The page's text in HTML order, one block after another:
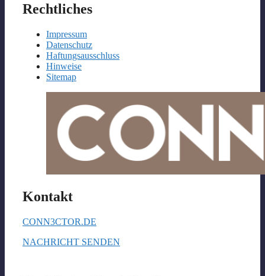
Rechtliches
Impressum
Datenschutz
Haftungsausschluss
Hinweise
Sitemap
Kontakt
CONN3CTOR.DE
NACHRICHT SENDEN